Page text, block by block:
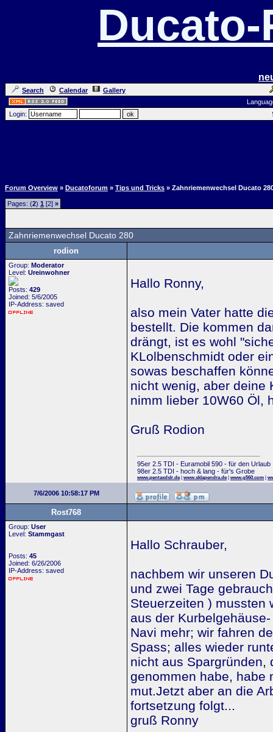
Search Calendar
Gallery
Login:
Forum Overview » Ducatoforum » Tips und Tricks » Zahnriemenwechsel Ducato
Pages: (2) 1 [2] »
Zahnriemenwechsel Ducato 280
rodion
Group: Moderator
Level: Ureinwohner
Posts: 429
Joined: 5/6/2005
IP-Address: saved
Hallo Ronny,
also mein Vater hatte
bestellt. Die kommen
drängt, ist es wohl
KLolbenschmidt oder
sowas beschaffen
nicht wenig, aber deine
nimm lieber 10W60 Öl,
Gruß Rodion
95er 2.5 TDI - Euramobil 590 - für den Urlaub
98er 2.5 TDI - hoch & lang - für's Grobe
www.pentaxdslr.de www.sklapendra.de www.g560.com
7/6/2006 10:58:17 PM
Rost768
Group: User
Level: Stammgast
Posts: 45
Joined: 6/26/2006
IP-Address: saved
Hallo Schrauber,
nachbem wir unseren
und zwei Tage
Steuerzeiten ) mussten
aus der
Navi mehr; wir fahren
Spass; alles wieder
nicht aus Spargründen,
genommen habe, habe
mut.Jetzt aber an die
fortsetzung folgt...
gruß Ronny